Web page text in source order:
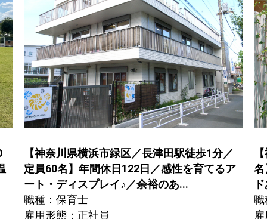
【神奈川県横浜市緑区／長津田駅徒歩1分／
定員60名】年間休日122日／感性を育てるア
ート・ディスプレイ♪／余裕のあ...
職種：保育士
雇用形態：正社員
名
職